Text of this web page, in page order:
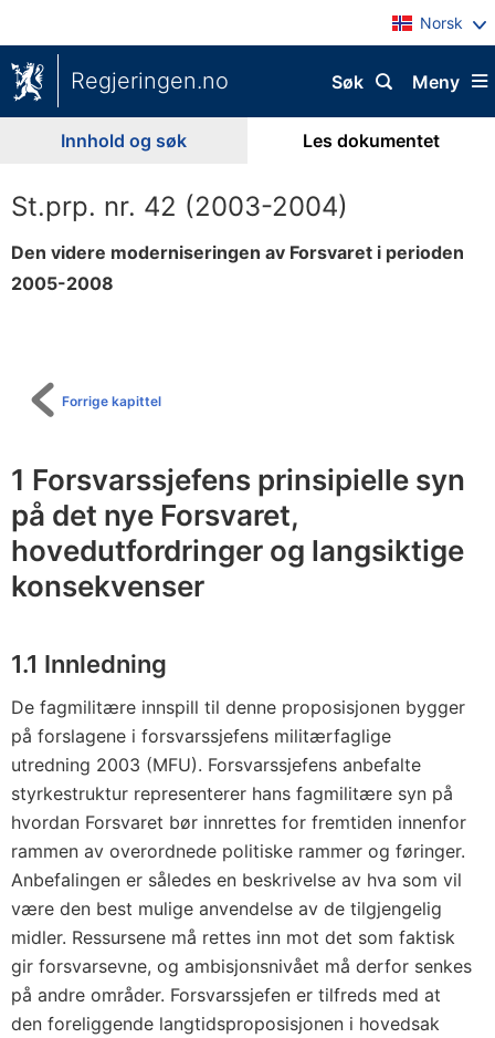
Norsk
Regjeringen.no Meny
Søk
Innhold og søk Les dokumentet
St.prp. nr. 42 (2003-2004)
Den videre moderniseringen av Forsvaret i perioden
2005-2008
Forrige kapittel
1 Forsvarssjefens prinsipielle syn
på det nye Forsvaret,
hovedutfordringer og langsiktige
konsekvenser
1.1 Innledning
De fagmilitære innspill til denne proposisjonen bygger
på forslagene i forsvarssjefens militærfaglige
utredning 2003 (MFU). Forsvarssjefens anbefalte
styrkestruktur representerer hans fagmilitære syn på
hvordan Forsvaret bør innrettes for fremtiden innenfor
rammen av overordnede politiske rammer og føringer.
Anbefalingen er således en beskrivelse av hva som vil
være den best mulige anvendelse av de tilgjengelig
midler. Ressursene må rettes inn mot det som faktisk
gir forsvarsevne, og ambisjonsnivået må derfor senkes
på andre områder. Forsvarssjefen er tilfreds med at
den foreliggende langtidsproposisjonen i hovedsak